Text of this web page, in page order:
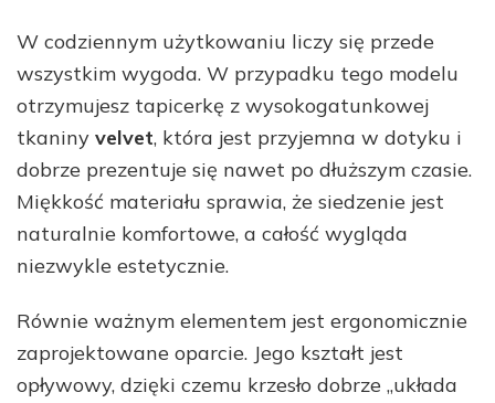
W codziennym użytkowaniu liczy się przede
wszystkim wygoda. W przypadku tego modelu
otrzymujesz tapicerkę z wysokogatunkowej
tkaniny velvet, która jest przyjemna w dotyku i
dobrze prezentuje się nawet po dłuższym czasie.
Miękkość materiału sprawia, że siedzenie jest
naturalnie komfortowe, a całość wygląda
niezwykle estetycznie.
Równie ważnym elementem jest ergonomicznie
zaprojektowane oparcie. Jego kształt jest
opływowy, dzięki czemu krzesło dobrze „układa